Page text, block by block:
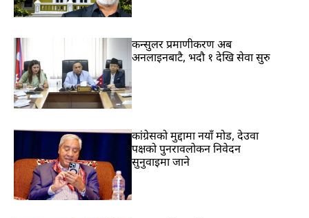
कन्सुलर प्रमाणीकरण अब
अनलाइनबाटै, भदौ १ देखि सेवा सुरु
कांग्रेसको मुद्दामा नयाँ मोड, देउवा
पक्षको पुनरावलोकन निवेदन
सुनुवाइमा जाने